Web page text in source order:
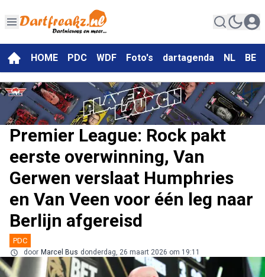
HOME PDC WDF Foto's dartagenda NL BE
Premier League: Rock pakt
eerste overwinning, Van
Gerwen verslaat Humphries
en Van Veen voor één leg naar
Berlijn afgereisd
PDC
door Marcel Bus donderdag, 26 maart 2026 om 19:11